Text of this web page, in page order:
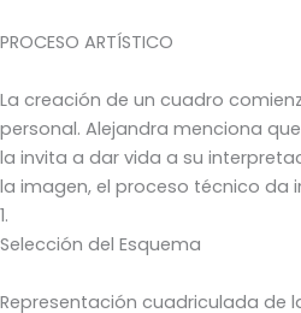
PROCESO ARTÍSTICO
La creación de un cuadro
personal. Alejandra menciona
la invita a dar vida a su
la imagen, el proceso técnico da
1.
Selección del Esquema
Representación cuadriculada de